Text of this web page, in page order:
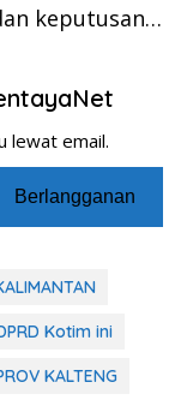
keputusan…
lewat email.
Berlangganan
Kotim ini
KALTENG